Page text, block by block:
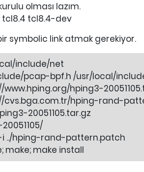
olması lazım.
tcl8.4-dev
symbolic link atmak gerekiyor.
include/net
pcap-bpf.h /usr/local/
hping3-
cvs.bga.com.tr/hping-rand-
20051105.tar.gz
../hping-rand-pattern.patch
make; make install